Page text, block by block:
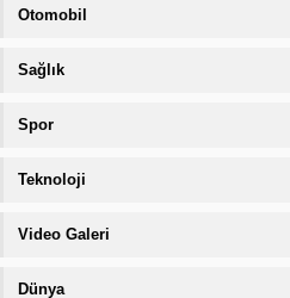
Otomobil
Sağlık
Spor
Teknoloji
Video Galeri
Dünya